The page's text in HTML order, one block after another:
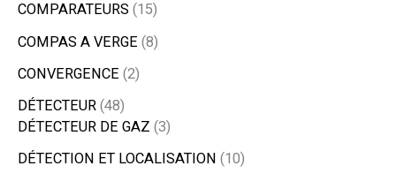
COMPARATEURS 15
COMPAS A VERGE 8
CONVERGENCE 2
DÉTECTEUR 48
DÉTECTEUR DE GAZ 3
DÉTECTION ET LOCALISATION
10